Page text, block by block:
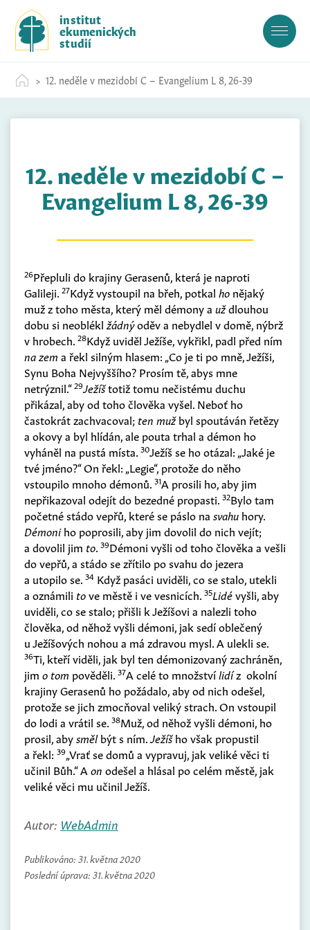
c
institut
ekumenických
studií
12. neděle v mezidobí C – Evangelium L 8, 26-39
12. neděle v mezidobí C –
Evangelium L 8, 26-39
26Přepluli do krajiny Gerasenů, která je naproti
Galileji. 27Když vystoupil na břeh, potkal ho nějaký
muž z toho města, který měl démony a uždlouhou
dobu si neoblékl žádnýoděv a nebydlel v domě, nýbrž
v hrobech. 28Když uviděl Ježíše, vykřikl, padl před ním
na zem a řekl silným hlasem: „Co je ti po mně, Ježíši,
Synu Boha Nejvyššího? Prosím tě, abys mne
netrýznil.“29Ježíštotiž tomu nečistému duchu
přikázal, aby od toho člověka vyšel. Neboť ho
častokrát zachvacoval; ten mužbyl spoutáván řetězy
a okovy a byl hlídán, ale pouta trhal a démon ho
vyháněl na pustá místa. 30Ježíš se ho otázal: „Jaké je
tvé jméno?“ On řekl: „Legie“, protože do něho
vstoupilo mnoho démonů. 31A prosili ho, aby jim
nepřikazoval odejít do bezedné propasti. 32Bylo tam
početné stádo vepřů, které se páslo na svahu hory.
Démoniho poprosili, aby jim dovolil do nich vejít;
a dovolil jim to. 39Démoni vyšli od toho člověka a vešli
do vepřů, a stádo se zřítilo po svahu do jezera
a utopilo se. 34 Když pasáci uviděli, co se stalo, utekli
a oznámili tove městě i ve vesnicích. 35Lidévyšli, aby
uviděli, co se stalo; přišli k Ježíšovi a nalezli toho
člověka, od něhož vyšli démoni, jak sedí oblečený
u Ježíšových nohou a má zdravou mysl. A ulekli se.
36Ti, kteří viděli, jak byl ten démonizovaný zachráněn,
jim o tom pověděli. 37A celé to množstvílidíz okolní
krajiny Gerasenů ho požádalo, aby od nich odešel,
protože se jich zmocňoval veliký strach. On vstoupil
do lodi a vrátil se. 38Muž, od něhož vyšli démoni, ho
prosil, abysmělbýt s ním.Ježíšho však propustil
a řekl: 39„Vrať se domů a vypravuj, jak veliké věci ti
učinil Bůh.“ A on odešel a hlásal po celém městě, jak
veliké věci mu učinil Ježíš.
Autor: WebAdmin
Publikováno: 31. května 2020
Poslední úprava: 31. května 2020